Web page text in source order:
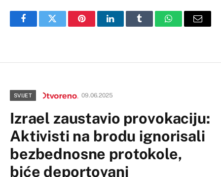
FacebookTwitter PinterestLinkedInTumblr WhatsAppEmail
SVIJET 09.06.2025
Izrael zaustavio provokaciju:
Aktivisti na brodu ignorisali
bezbednosne protokole,
biće deportovani